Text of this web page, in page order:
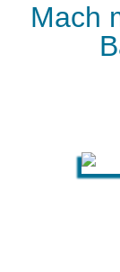
Mach